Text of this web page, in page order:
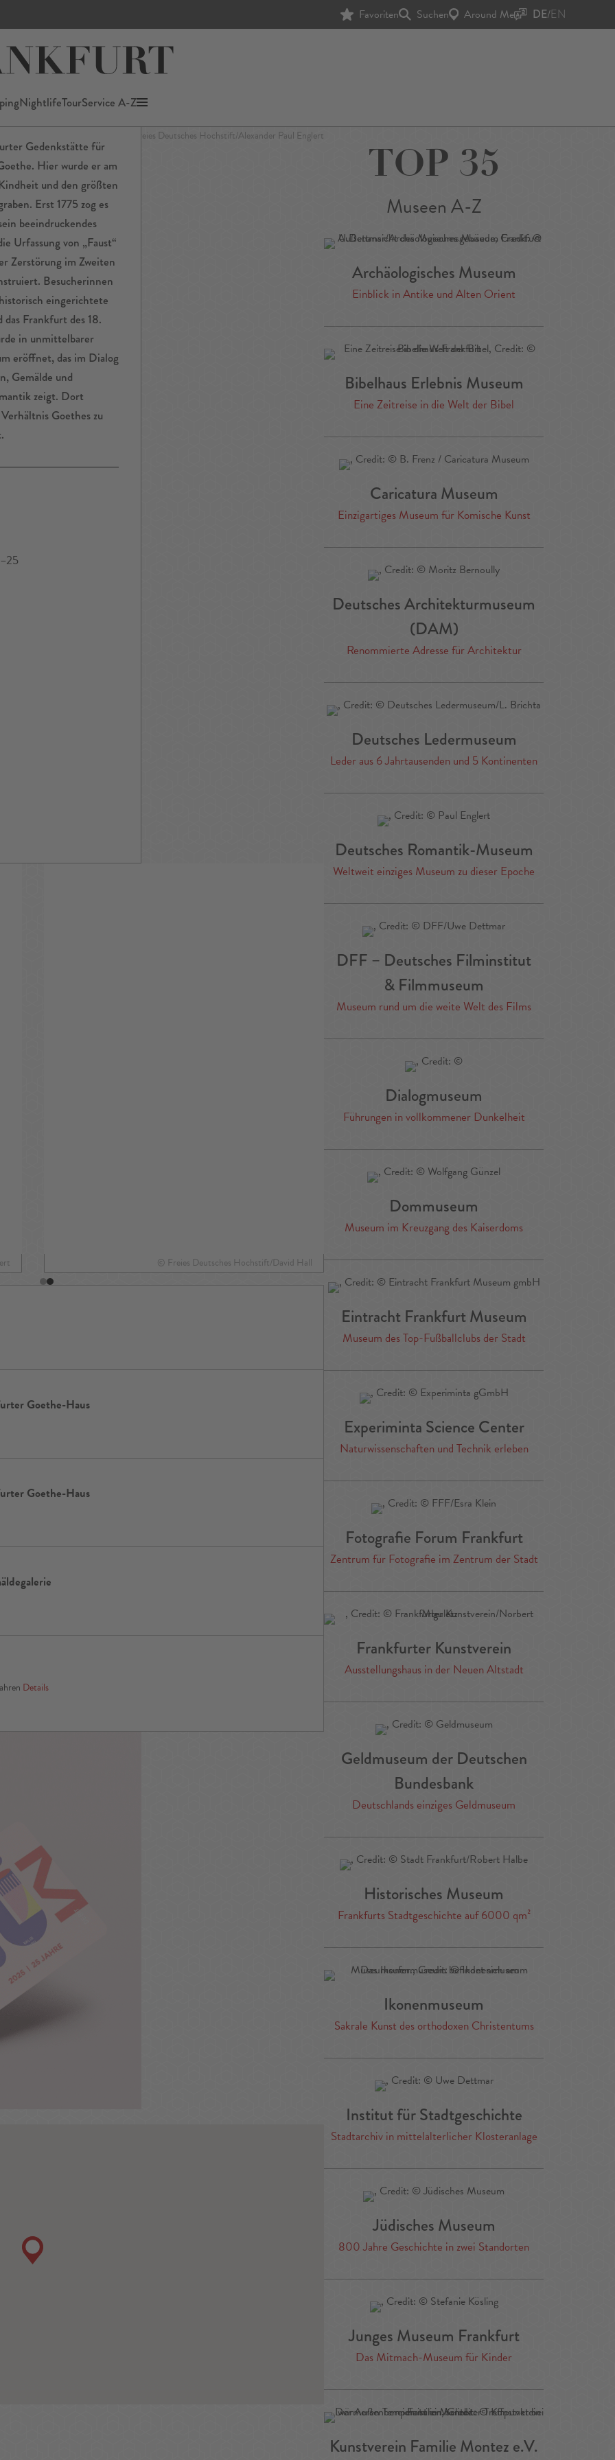
Favoriten Suchen Around Me DE/EN
NightlifeTourService A-Z
© Freies Deutsches Hochstift/Alexander Paul Englert
Gedenkstätte für
Hier wurde er am
und den größten
Erst 1775 zog es
beeindruckendes
Urfassung von „Faust“
Zerstörung im Zweiten
Besucherinnen
eingerichtete
Frankfurt des 18.
in unmittelbarer
eröffnet, das im Dialog
Gemälde und
zeigt. Dort
Goethes zu
© Freies Deutsches Hochstift/David Hall
Goethe-Haus
Goethe-Haus
Details
TOP 35
Museen A-Z
Archäologisches Museum
Einblick in Antike und Alten Orient
Bibelhaus Erlebnis Museum
Eine Zeitreise in die Welt der Bibel
Caricatura Museum
Einzigartiges Museum für Komische Kunst
Deutsches Architekturmuseum
(DAM)
Renommierte Adresse für Architektur
Deutsches Ledermuseum
Leder aus 6 Jahrtausenden und 5 Kontinenten
Deutsches Romantik-Museum
Weltweit einziges Museum zu dieser Epoche
DFF – Deutsches Filminstitut
& Filmmuseum
Museum rund um die weite Welt des Films
Dialogmuseum
Führungen in vollkommener Dunkelheit
Dommuseum
Museum im Kreuzgang des Kaiserdoms
Eintracht Frankfurt Museum
Museum des Top-Fußballclubs der Stadt
Experiminta Science Center
Naturwissenschaften und Technik erleben
Fotografie Forum Frankfurt
Zentrum für Fotografie im Zentrum der Stadt
Frankfurter Kunstverein
Ausstellungshaus in der Neuen Altstadt
Geldmuseum der Deutschen
Bundesbank
Deutschlands einziges Geldmuseum
Historisches Museum
Frankfurts Stadtgeschichte auf 6000 qm²
Ikonenmuseum
Sakrale Kunst des orthodoxen Christentums
Institut für Stadtgeschichte
Stadtarchiv in mittelalterlicher Klosteranlage
Jüdisches Museum
800 Jahre Geschichte in zwei Standorten
Junges Museum Frankfurt
Das Mitmach-Museum für Kinder
Kunstverein Familie Montez e.V.